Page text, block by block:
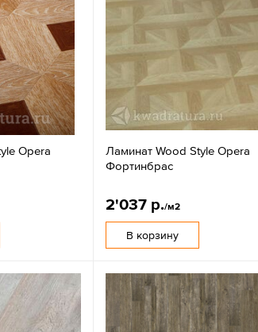
Opera
Ламинат Wood Style Opera
Фортинбрас
2'037 р./м2
В корзину